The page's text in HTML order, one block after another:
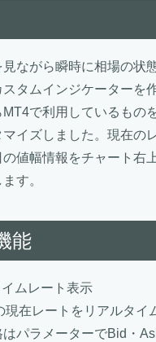
見ながら瞬時に相場の状
タムインジケーターを
MT4で利用しているもの
マイズしました。現在の
値幅情報をチャート右
す。
能
ムレート表示
現在レートをリアルタイ
はパラメーターでBid・